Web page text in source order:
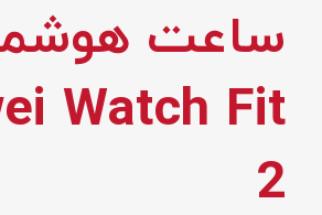
ساعت
Watch Fit
2